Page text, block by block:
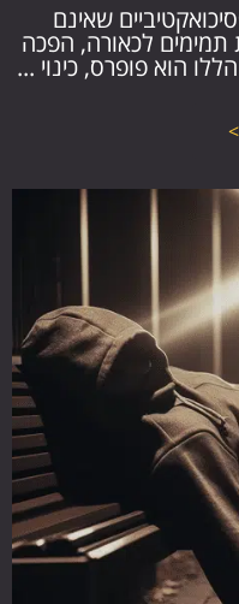
שאינם
תמימים לכאורה, הפכה
הוא פופרס, כינוי ...